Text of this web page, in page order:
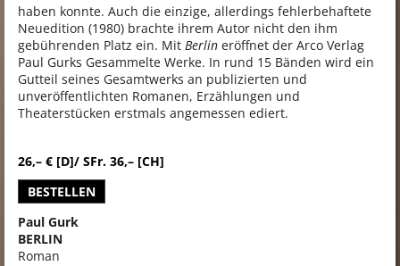
haben konnte. Auch die einzige, allerdings fehlerbehaftete
Neuedition (1980) brachte ihrem Autor nicht den ihm
gebührenden Platz ein. Mit Berlin eröffnet der Arco Verlag
Paul Gurks Gesammelte Werke. In rund 15 Bänden wird ein
Gutteil seines Gesamtwerks an publizierten und
unveröffentlichten Romanen, Erzählungen und
Theaterstücken erstmals angemessen ediert.
26,– € [D]/ SFr. 36,– [CH]
BESTELLEN
Paul Gurk
BERLIN
Roman